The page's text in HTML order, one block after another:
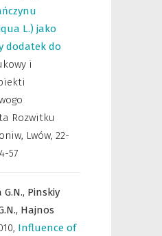
L.) jako
dodatek do
i
Rozwitku
, Lwów, 22-
57
Pinskiy
Hajnos
, Influence of